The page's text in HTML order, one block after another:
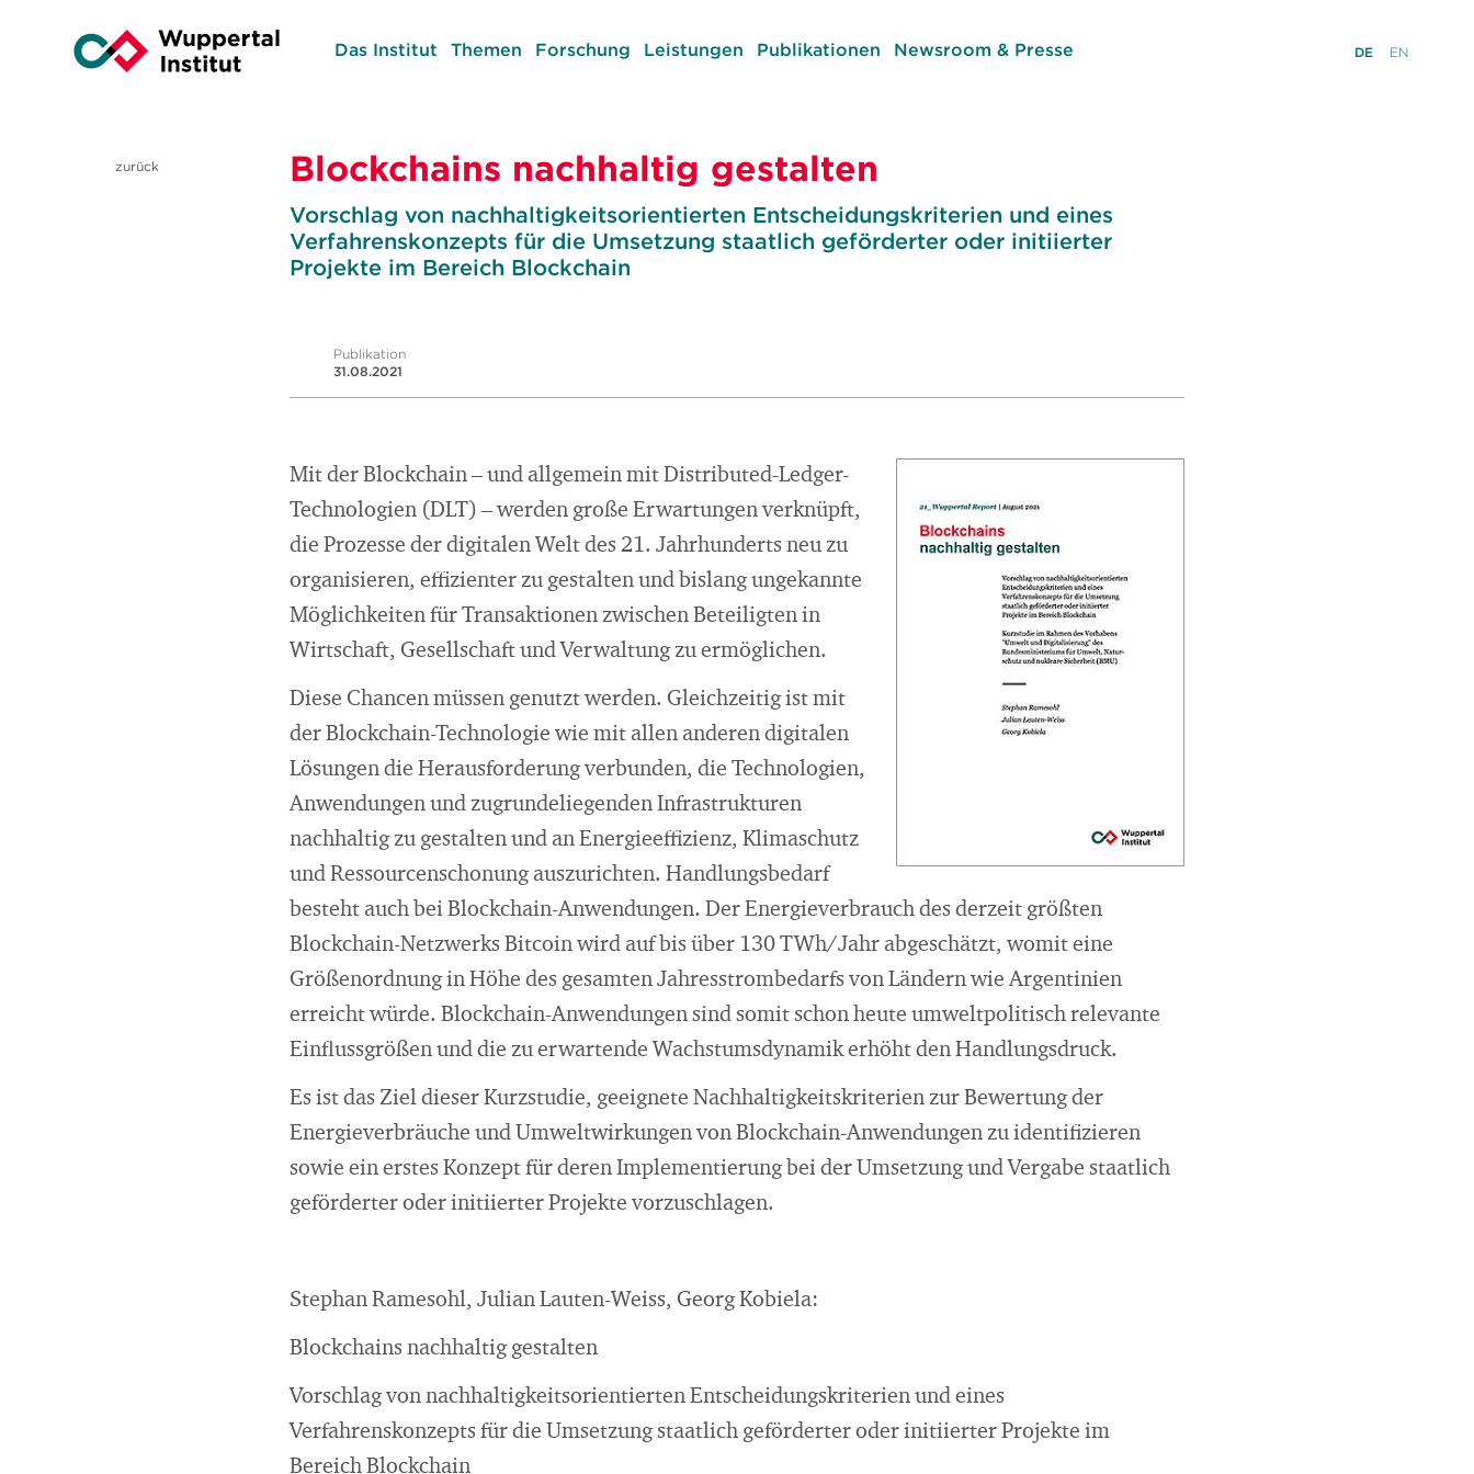
Das Institut Themen Forschung Leistungen Publikationen Newsroom & Presse DE EN
zurück Blockchains nachhaltig gestalten
Vorschlag von nachhaltigkeitsorientierten Entscheidungskriterien und eines
Verfahrenskonzepts für die Umsetzung staatlich geförderter oder initiierter
Projekte im Bereich Blockchain
Publikation
31.08.2021
Mit der Blockchain – und allgemein mit Distributed-Ledger-
Technologien (DLT) – werden große Erwartungen verknüpft,
die Prozesse der digitalen Welt des 21. Jahrhunderts neu zu
organisieren, effizienter zu gestalten und bislang ungekannte
Möglichkeiten für Transaktionen zwischen Beteiligten in
Wirtschaft, Gesellschaft und Verwaltung zu ermöglichen.
Diese Chancen müssen genutzt werden. Gleichzeitig ist mit
der Blockchain-Technologie wie mit allen anderen digitalen
Lösungen die Herausforderung verbunden, die Technologien,
Anwendungen und zugrundeliegenden Infrastrukturen
nachhaltig zu gestalten und an Energieeffizienz, Klimaschutz
und Ressourcenschonung auszurichten. Handlungsbedarf
besteht auch bei Blockchain-Anwendungen. Der Energieverbrauch des derzeit größten
Blockchain-Netzwerks Bitcoin wird auf bis über 130 TWh/Jahr abgeschätzt, womit eine
Größenordnung in Höhe des gesamten Jahresstrombedarfs von Ländern wie Argentinien
erreicht würde. Blockchain-Anwendungen sind somit schon heute umweltpolitisch relevante
Einflussgrößen und die zu erwartende Wachstumsdynamik erhöht den Handlungsdruck.
Es ist das Ziel dieser Kurzstudie, geeignete Nachhaltigkeitskriterien zur Bewertung der
Energieverbräuche und Umweltwirkungen von Blockchain-Anwendungen zu identifizieren
sowie ein erstes Konzept für deren Implementierung bei der Umsetzung und Vergabe staatlich
geförderter oder initiierter Projekte vorzuschlagen.
Stephan Ramesohl, Julian Lauten-Weiss, Georg Kobiela:
Blockchains nachhaltig gestalten
Vorschlag von nachhaltigkeitsorientierten Entscheidungskriterien und eines
Verfahrenskonzepts für die Umsetzung staatlich geförderter oder initiierter Projekte im
Bereich Blockchain